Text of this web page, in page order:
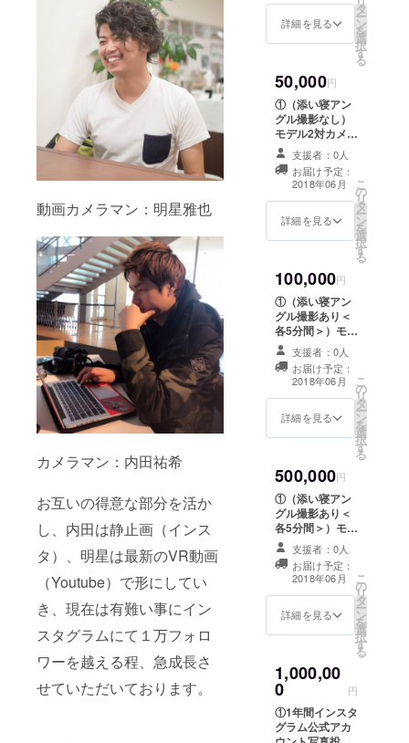
動画カメラマン：明星雅也
カメラマン：内田祐希
お互いの得意な部分を活か
し、内田は静止画（インス
タ）、明星は最新のVR動画
（Youtube）で形にしてい
き、現在は有難い事にイン
スタグラムにて１万フォロ
ワーを越える程、急成長さ
せていただいております。
カメラマン
ずつ行って
おりまし
た。
その状況下
の中で、好
きなカメラ
で生きれた
ら最高だな
と漠然に考
「何とかな
るさ！」精
神の楽観的
な性格な
為、そう
思った時に
は即行動！4
年半勤めあ
げた上場会
どの人に反
対されなが
ら脱サラ。
カメラをど
こかで勉強
したわけで
もなけれ
ば、有名カ
メラマンの
トをしてた
わけでもな
い素人カメ
念ポストカー
ド」と文字記載
あり
験（動画あり）
カメラマン「内
後1分以内動画）
1回（撮影時間：
60分 全データ
約100カット） ※
いずれも運営ス
タッフ1名以上が
付き添いをいた
します。 ②モデ
ルと2shotチェ
キ撮影（ゲスト
の名前入り）
※運営スタッフが
撮影致します。
pajama女子オリ
ジナルポスト
カード3枚セット
「撮影会プロ
ジェクト成功記
念ポストカー
ド」と文字記載
あり
詳細を見る
タ
ー
ン
を
選
択
す
る
50,000円
①（添い寝アン
グル撮影なし）
モデル2対カメラ
マン1（支援者）
撮影会 1回（撮
影時間：90分）
又は ＜女性
限定＞撮影体験
（動画あり） カ
動画撮影1回（編
集後1分以内動
画）（撮影時
間：60分 全
データ約100
カット）＋イン
スタグラム公式
アカウント写真
掲載1枚 ※いずれ
も運営スタッフ1
名以上が付き添
いをいたしま
す。 ②モデル2
キ撮影（ゲスト
の名前入り） ※
運営スタッフが
撮影致します。
③今回だけの
pajama女子オリ
ジナルポスト
カード3枚セット
「撮影会プロ
ジェクト成功記
念ポストカー
支援者：0人
お届け予定：
2018年06月
詳細を見る
こ
の
リ
タ
ー
ン
を
選
択
す
る
100,000円
①（添い寝アン
グル撮影あり＜
各5分間＞）モデ
ル2対カメラマン
1（支援者）撮影
会 1回（撮影時
間：120分）
又は ＜女性限
定＞撮影体験
動画撮影1回（編
集後1分以内動
画）（撮影時
間：60分 全
データ約100
カット）＋イン
スタグラム公式
アカウント写真
掲載1枚＋
Youtube公式ア
カウント1本動画
掲載 ※いずれも
運営スタッフ1名
以上が付き添い
をいたします。
②モデル2人（同
時）と動画出演
（1分以内動画）
（オリジナル
支援者：0人
お届け予定：
2018年06月
詳細を見る
こ
の
リ
タ
ー
ン
を
選
択
す
る
500,000円
①（添い寝アン
グル撮影あり＜
各5分間＞）モデ
ル10人対カメラ
マン1（支援者）
の特別撮影会 1
回（撮影時間：5
時間） ※運営
スタッフ1名以上
時）と動画出演
（3分以内動画）
念DVDにしてプ
レゼント（ゲス
支援者：0人
お届け予定：
2018年06月
詳細を見る
こ
の
リ
タ
ー
ン
を
選
択
す
る
1,000,00
0 円
①1年間インスタ
グラム公式アカ